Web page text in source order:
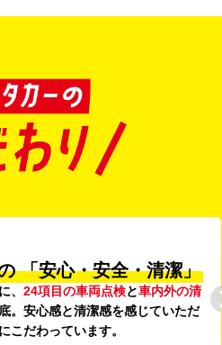
「安心・安全・清潔」
、 24項目の車両点検と車内外の清
。安心感と清潔感を感じていただ
こだわっています。